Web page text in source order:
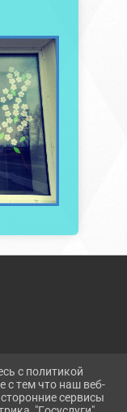
ДАННЫХ
с политикой
с тем что наш веб-
сервисы